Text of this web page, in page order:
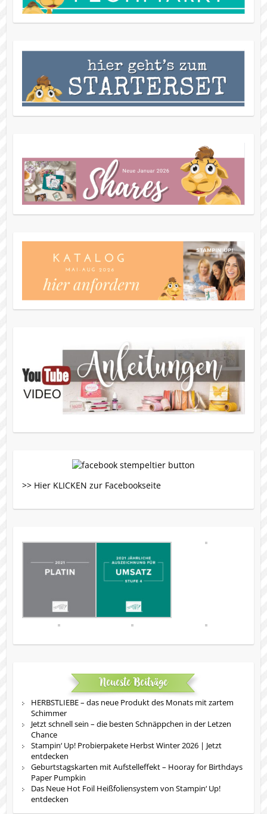
>> Hier KLICKEN zur Facebookseite
Neueste Beiträge
HERBSTLIEBE – das neue Produkt des Monats mit zartem
Schimmer
Jetzt schnell sein – die besten Schnäppchen in der Letzen
Chance
Stampin‘ Up! Probierpakete Herbst Winter 2026 | Jetzt
entdecken
Geburtstagskarten mit Aufstelleffekt – Hooray for Birthdays
Paper Pumpkin
Das Neue Hot Foil Heißfoliensystem von Stampin‘ Up!
entdecken